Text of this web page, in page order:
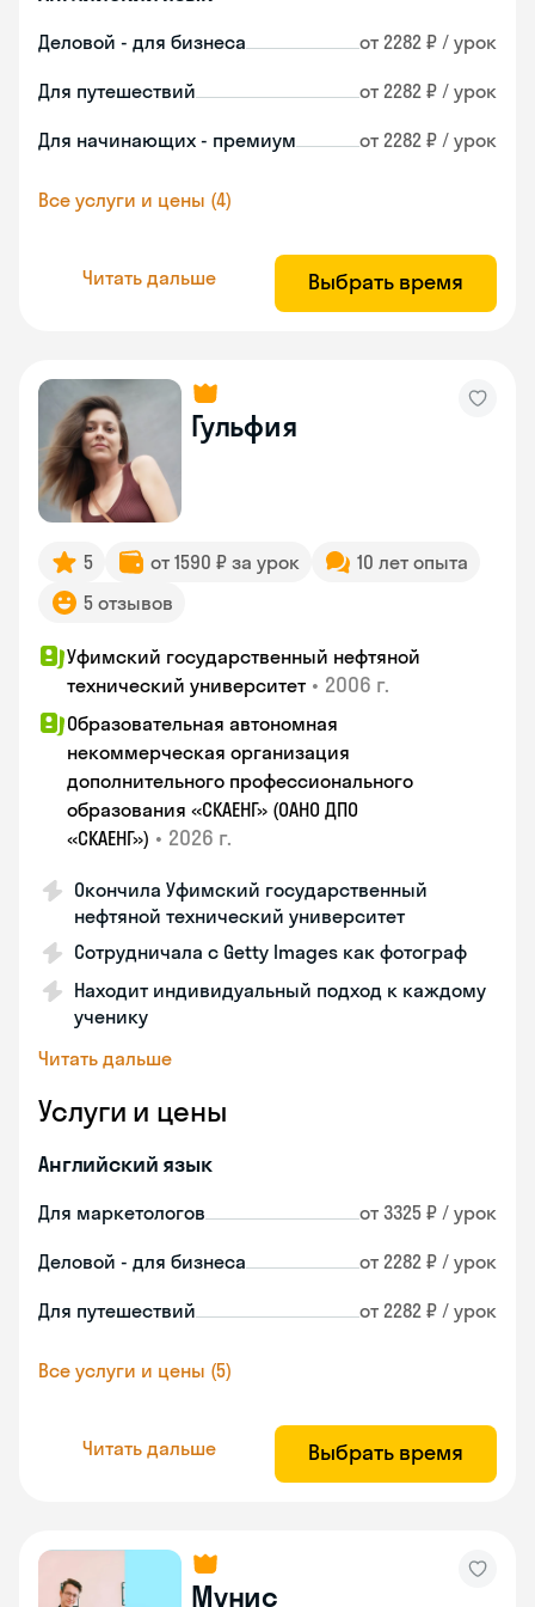
Деловой - для бизнеса от 2282 ₽ / урок
Для путешествий от 2282 ₽ / урок
Для начинающих - премиум от 2282 ₽ / урок
Все услуги и цены (4)
Читать дальше Выбрать время
Гульфия
5 от 1590 ₽ за урок
10 лет опыта
5 отзывов
Уфимский государственный нефтяной
технический университет • 2006 г.
Образовательная автономная
некоммерческая организация
дополнительного профессионального
образования «СКАЕНГ» (ОАНО ДПО
«СКАЕНГ») • 2026 г.
Окончила Уфимский государственный
нефтяной технический университет
Сотрудничала с Getty Images как фотограф
Находит индивидуальный подход к каждому
ученику
Читать дальше
Услуги и цены
Английский язык
Для маркетологов от 3325 ₽ / урок
Деловой - для бизнеса от 2282 ₽ / урок
Для путешествий от 2282 ₽ / урок
Все услуги и цены (5)
Читать дальше Выбрать время
Мунис